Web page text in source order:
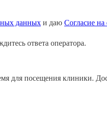
данных и даю Согласие
ответа оператора.
для посещения клиники.